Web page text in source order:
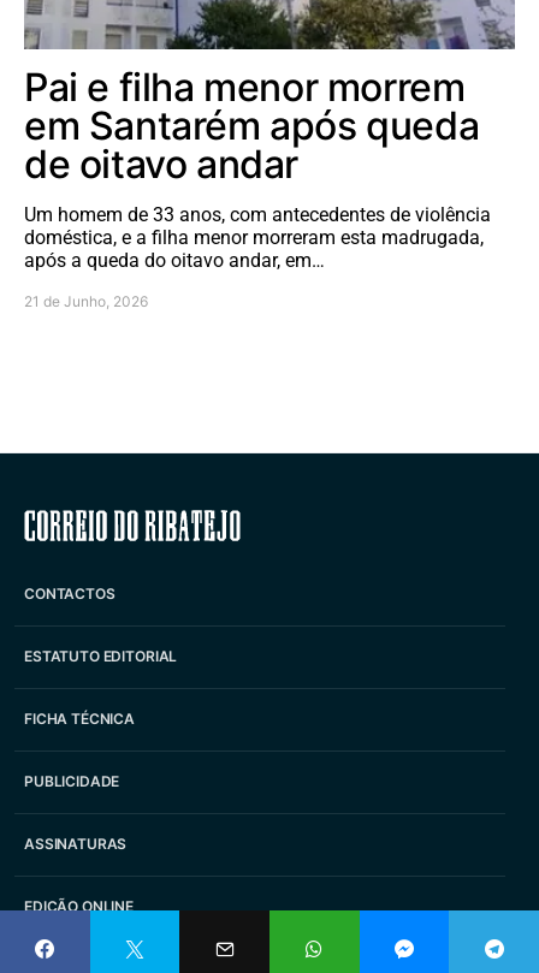
Pai e filha menor morrem
em Santarém após queda
de oitavo andar
Um homem de 33 anos, com antecedentes de violência
doméstica, e a filha menor morreram esta madrugada,
após a queda do oitavo andar, em…
21 de Junho, 2026
Correio do Ribatejo
CONTACTOS
ESTATUTO EDITORIAL
FICHA TÉCNICA
PUBLICIDADE
ASSINATURAS
EDIÇÃO ONLINE